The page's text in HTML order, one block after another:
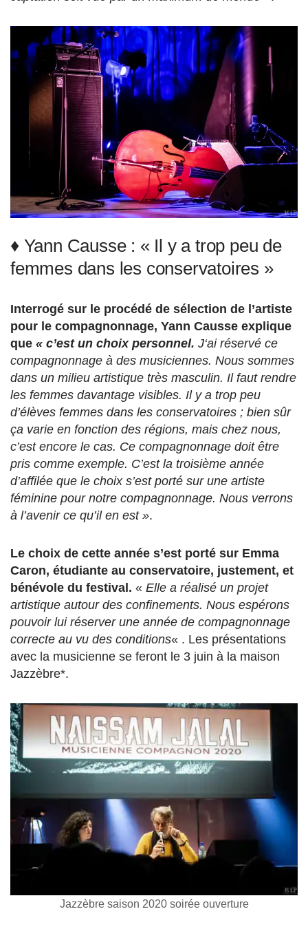
♦ Yann Causse : « Il y a trop peu de
femmes dans les conservatoires »
Interrogé sur le procédé de sélection de l’artiste
pour le compagnonnage, Yann Causse explique
que « c’est un choix personnel. J‘ai réservé ce
compagnonnage à des musiciennes. Nous sommes
dans un milieu artistique très masculin. Il faut rendre
les femmes davantage visibles. Il y a trop peu
d’élèves femmes dans les conservatoires ; bien sûr
ça varie en fonction des régions, mais chez nous,
c’est encore le cas. Ce compagnonnage doit être
pris comme exemple. C’est la troisième année
d’affilée que le choix s’est porté sur une artiste
féminine pour notre compagnonnage. Nous verrons
à l’avenir ce qu’il en est ».
Le choix de cette année s’est porté sur Emma
Caron, étudiante au conservatoire, justement, et
bénévole du festival. « Elle a réalisé un projet
artistique autour des confinements. Nous espérons
pouvoir lui réserver une année de compagnonnage
correcte au vu des conditions« . Les présentations
avec la musicienne se feront le 3 juin à la maison
Jazzèbre*.
Jazzèbre saison 2020 soirée ouverture